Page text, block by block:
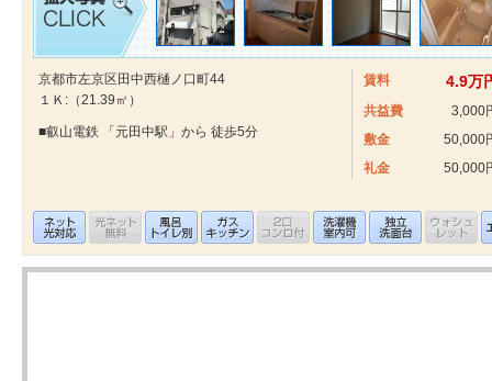
京都市左京区田中西樋ノ口町44
１Ｋ:（21.39㎡）
■叡山電鉄 「元田中駅」から 徒歩5分
賃料 4.9万
共益費
3,000
敷金
50,000
礼金
50,000